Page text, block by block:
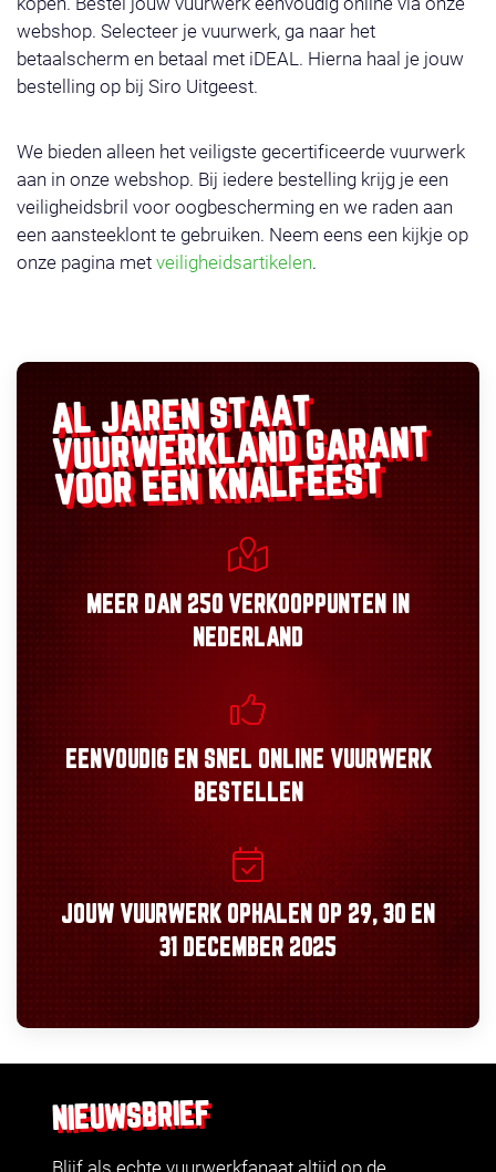
webshop. Selecteer je vuurwerk, ga naar het
betaalscherm en betaal met iDEAL. Hierna haal je jouw
bestelling op bij Siro Uitgeest.
We bieden alleen het veiligste gecertificeerde vuurwerk
aan in onze webshop. Bij iedere bestelling krijg je een
veiligheidsbril voor oogbescherming en we raden aan
een aansteeklont te gebruiken. Neem eens een kijkje op
onze pagina met veiligheidsartikelen.
AL JAREN STAAT
VUURWERKLANDGARANT
VOOR EEN KNALFEEST
MEER DAN 250 VERKOOPPUNTEN
IN
NEDERLAND
EENVOUDIGEN SNEL ONLINE VUURWERK
BESTELLEN
JOUW VUURWERK OPHALEN OP 29, 30 EN
31 DECEMBER 2025
NIEUWSBRIEF
Blijf als echte vuurwerkfanaat altijd op de